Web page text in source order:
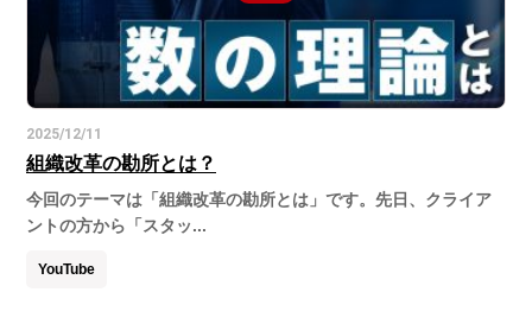
2025/12/11
組織改革の勘所とは？
今回のテーマは「組織改革の勘所とは」です。先日、クライア
ントの方から「スタッ...
YouTube